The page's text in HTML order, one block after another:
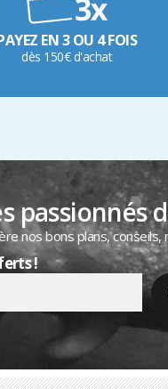
EN 3 OU 4 FOIS
dès 150€ d'achat
passionnés
nos bons plans,
!